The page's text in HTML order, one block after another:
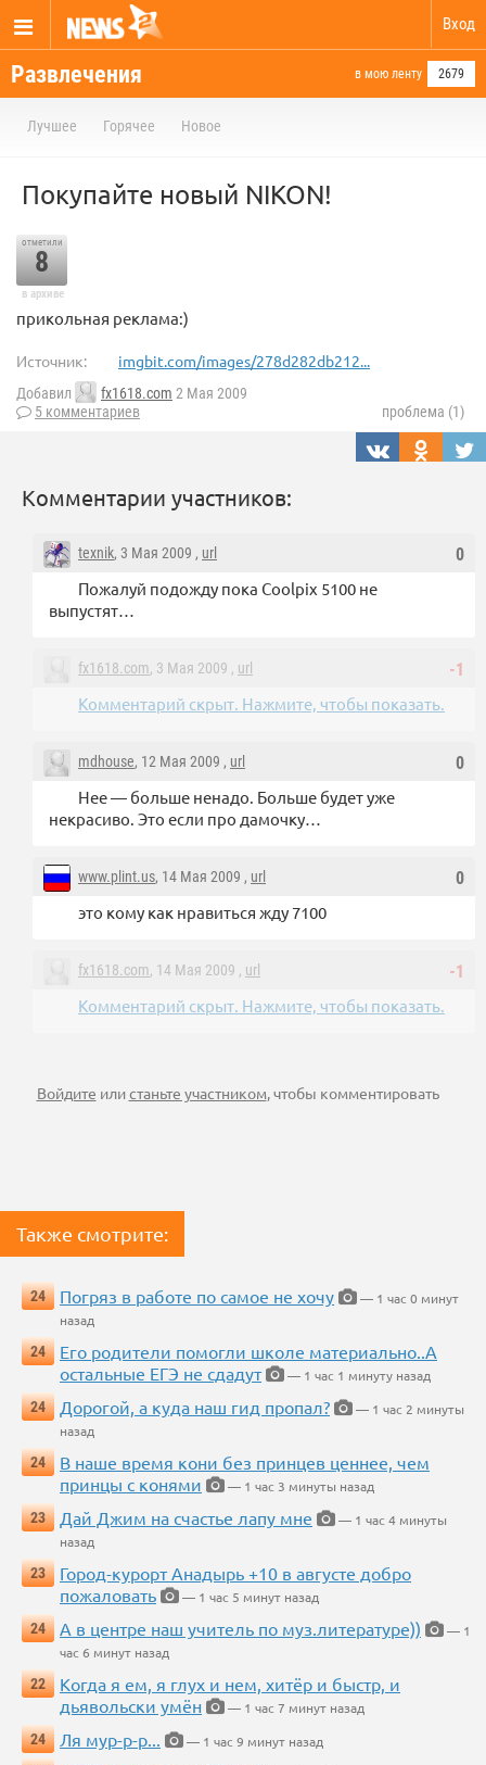
Вход
Развлечения в мою ленту 2679
Лучшее Горячее Новое
Покупайте новый NIKON!
отметили
8
в архиве
прикольная реклама:)
Источник: imgbit.com/images/278d282db212...
Добавил fx1618.com 2 Мая 2009
5 комментариев
проблема (1)
Комментарии участников:
0
texnik, 3 Мая 2009 , url
Пожалуй подожду пока Coolpix 5100 не
выпустят…
-1
fx1618.com, 3 Мая 2009 , url
Комментарий скрыт. Нажмите, чтобы показать.
0
mdhouse, 12 Мая 2009 , url
Нее — больше ненадо. Больше будет уже
некрасиво. Это если про дамочку…
0
www.plint.us, 14 Мая 2009 , url
это кому как нравиться жду 7100
-1
fx1618.com, 14 Мая 2009 , url
Комментарий скрыт. Нажмите, чтобы показать.
Войдите илистаньте участником, чтобы комментировать
Также смотрите:
24 Погряз в работе по самое не хочу
— 1 час 0 минут
назад
24
Его родители помогли школе материально..А
остальные ЕГЭ не сдадут
— 1 час 1 минуту назад
24
Дорогой, а куда наш гид пропал?
— 1 час 2 минуты
назад
24
В наше время кони без принцев ценнее, чем
принцы с конями
— 1 час 3 минуты назад
23
Дай Джим на счастье лапу мне
— 1 час 4 минуты
назад
23
Город-курорт Анадырь +10 в августе добро
пожаловать
— 1 час 5 минут назад
24
А в центре наш учитель по муз.литературе))
— 1
час 6 минут назад
22
Когда я ем, я глух и нем, хитёр и быстр, и
дьявольски умён
— 1 час 7 минут назад
24
Ля мур-р-р...
— 1 час 9 минут назад